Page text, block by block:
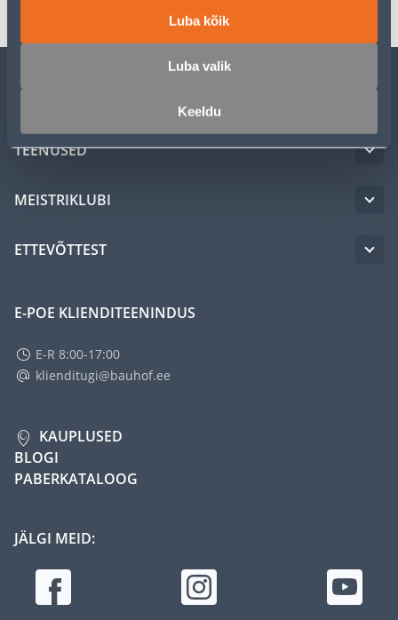
Luba kõik
Luba valik
Keeldu
TEENUSED
MEISTRIKLUBI
ETTEVÕTTEST
E-POE KLIENDITEENINDUS
E-R 8:00-17:00
klienditugi@bauhof.ee
KAUPLUSED
BLOGI
PABERKATALOOG
JÄLGI MEID: